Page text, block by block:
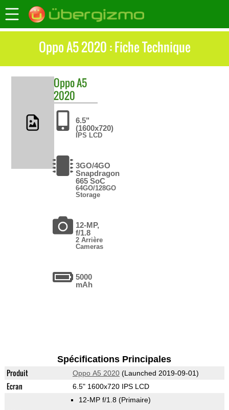
Oppo A5 2020 : Fiche Technique
OppoA5
2020
6.5"
(1600x720)
IPS LCD
3GO/4GO
Snapdragon
665 SoC
64GO/128GO
Storage
12-MP,
f/1.8
2 Arrière
Cameras
5000
mAh
Spécifications Principales
Produit Oppo A5 2020(Launched 2019-09-01)
Ecran 6.5" 1600x720 IPS LCD
12-MP f/1.8 (Primaire)